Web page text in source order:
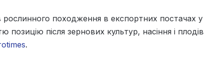
рослинного походження в експортних постачах у
позицію після зернових культур, насіння і плодів
.